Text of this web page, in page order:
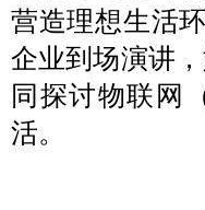
营造理想生活
企业到场演讲
同探讨物联网
活。